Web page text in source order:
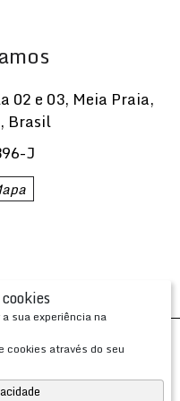
sua experiência na
cookies através do seu
02 e 03, Meia Praia,
, Brasil
J
Imobiliária